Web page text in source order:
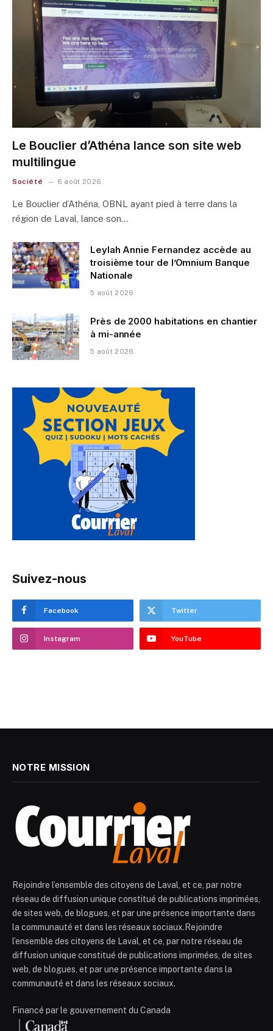
Le Bouclier d’Athéna lance son site web
multilingue
Société 6 août 2026
Le Bouclier d’Athéna, OBNL ayant pied à terre dans la
région de Laval, lance son…
Leylah Annie Fernandez accède au
troisième tour de l’Omnium Banque
Nationale
5 août 2026
Près de 2000 habitations en chantier
à mi-année
5 août 2026
Suivez-nous
Facebook Twitter
Instagram YouTube
NOTRE MISSION
Rejoindre l’ensemble des citoyens de Laval, et ce, par notre
réseau de diffusion unique constitué de publications imprimées,
de sites web, de blogues, et par une présence importante dans
la communauté et dans les réseaux sociaux.Rejoindre
l’ensemble des citoyens de Laval, et ce, par notre réseau de
diffusion unique constitué de publications imprimées, de sites
web, de blogues, et par une présence importante dans la
communauté et dans les réseaux sociaux.
Financé par le gouvernement du Canada